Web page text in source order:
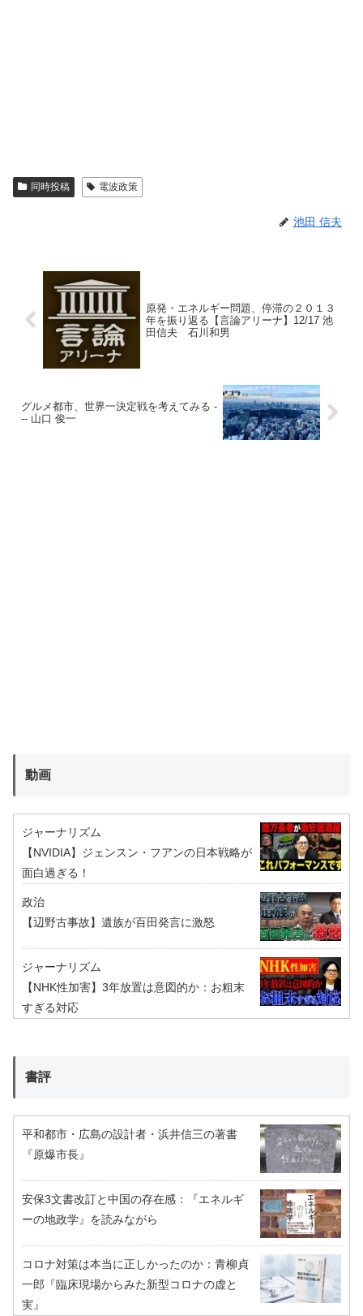
同時投稿 電波政策
池田 信夫
原発・エネルギー問題、停滞の２０１３
年を振り返る【言論アリーナ】12/17 池
田信夫 石川和男
グルメ都市、世界一決定戦を考えてみる -
-- 山口 俊一
動画
ジャーナリズム
【NVIDIA】ジェンスン・フアンの日本戦略が
面白過ぎる！
政治
【辺野古事故】遺族が百田発言に激怒
ジャーナリズム
【NHK性加害】3年放置は意図的か：お粗末
すぎる対応
書評
平和都市・広島の設計者・浜井信三の著書
『原爆市長』
安保3文書改訂と中国の存在感：『エネルギ
ーの地政学』を読みながら
コロナ対策は本当に正しかったのか：青柳貞
一郎『臨床現場からみた新型コロナの虚と
実』